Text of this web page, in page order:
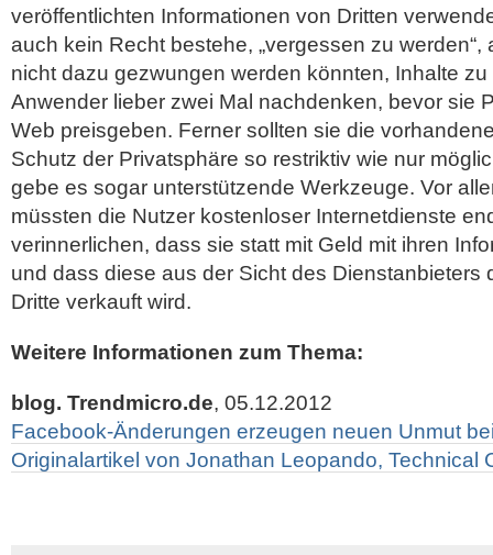
veröffentlichten Informationen von Dritten
auch kein Recht bestehe, „vergessen zu werden“,
nicht dazu gezwungen werden könnten, Inhalte
Anwender lieber zwei Mal nachdenken, bevor sie
Web preisgeben. Ferner sollten sie die
Schutz der Privatsphäre so restriktiv wie nur
gebe es sogar unterstützende Werkzeuge. Vor
müssten die Nutzer kostenloser Internetdienste
verinnerlichen, dass sie statt mit Geld mit ihren
und dass diese aus der Sicht des Dienstanbieters
Dritte verkauft wird.
Weitere Informationen zum Thema:
blog. Trendmicro.de, 05.12.2012
Facebook-Änderungen erzeugen neuen Unmut
Originalartikel von Jonathan Leopando, Technical